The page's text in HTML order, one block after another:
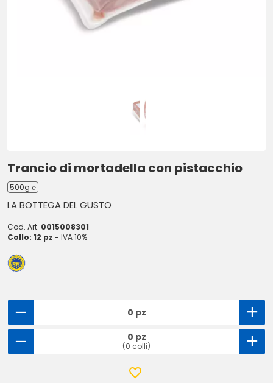
Trancio di mortadella con pistacchio
500g ℮
LA BOTTEGA DEL GUSTO
Cod. Art. 0015008301
Collo: 12 pz - IVA 10%
0 pz
0 pz
(0 colli)